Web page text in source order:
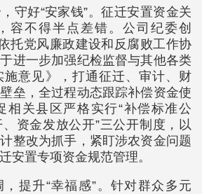
守好“安家钱”。征迁安置资金关
容不得半点差错。公司纪委创
托党风廉政建设和反腐败工作协
进一步加强纪检监督与其他各类
施意见》，打通征迁、审计、财
垒，全过程动态跟踪补偿资金使
相关县区严格实行“补偿标准公
资金发放公开”三公开制度，以
整改为抓手，紧盯涉农资金问题
安置专项资金规范管理。
提升“幸福感”。针对群众多元